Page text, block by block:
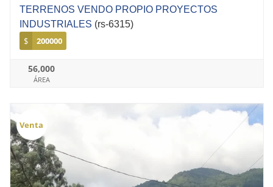
TERRENOS VENDO PROPIO PROYECTOS
INDUSTRIALES (rs-6315)
$ 200000
56,000
ÁREA
Venta